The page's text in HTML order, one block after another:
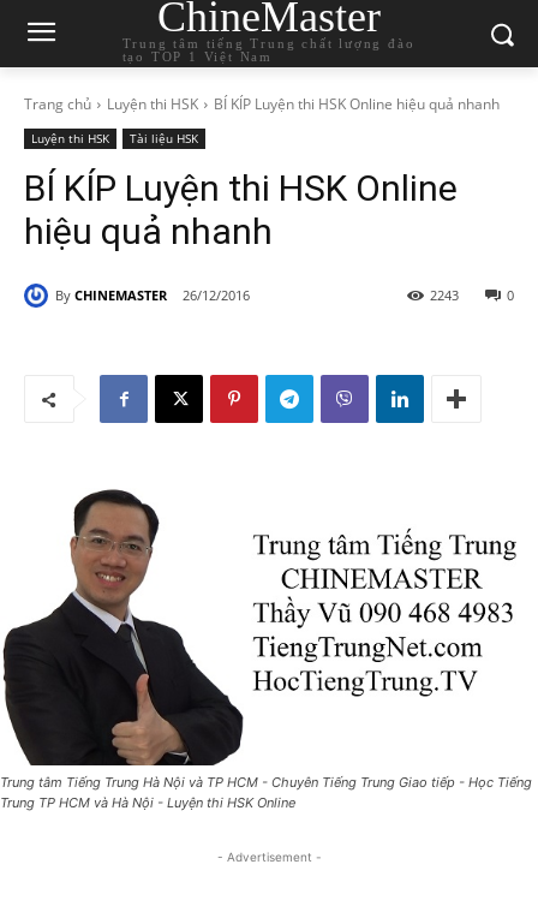
ChineMaster
Trung tâm tiếng Trung chất lượng đào
tạo TOP 1 Việt Nam
Trang chủ Luyện thi HSK BÍ KÍP Luyện thi HSK Online hiệu quả nhanh
Luyện thi HSK Tài liệu HSK
BÍ KÍP Luyện thi HSK Online
hiệu quả nhanh
By CHINEMASTER 26/12/2016 0
2243
Trung tâm Tiếng Trung Hà Nội và TP HCM - Chuyên Tiếng Trung Giao tiếp - Học Tiếng
Trung TP HCM và Hà Nội - Luyện thi HSK Online
- Advertisement -